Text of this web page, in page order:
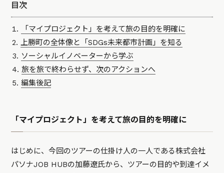
目次
「マイプロジェクト」を考えて旅の目的を明確に
上勝町の全体像と「SDGs未来都市計画」を知る
ソーシャルイノベーターから学ぶ
旅を旅で終わらせず、次のアクションへ
編集後記
「マイプロジェクト」を考えて旅の目的を明確に
はじめに、今回のツアーの仕掛け人の一人である株式会社
パソナJOB HUBの加藤遼氏から、ツアーの目的や到達イメ